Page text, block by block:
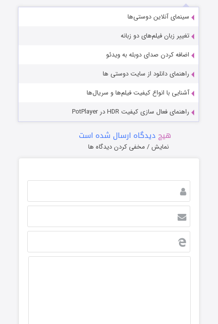
سینمای آنلاین دوستی‌ها
تغییر زبان فیلم‌های دو زبانه
اضافه کردن صدای دوبله به ویدئو
راهنمای دانلود از سایت دوستی ها
آشنایی با انواع کیفیت فیلم‌ها و سریال‌ها
راهنمای فعال سازی کیفیت HDR در PotPlayer
هیچ دیدگاه ارسال شده است
نمایش / مخفی کردن دیدگاه ها